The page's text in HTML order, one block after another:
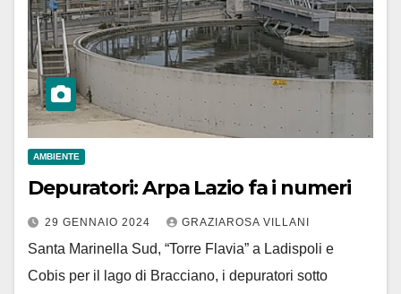
AMBIENTE
Depuratori: Arpa Lazio fa i numeri
29 GENNAIO 2024 GRAZIAROSA VILLANI
Santa Marinella Sud, “Torre Flavia” a Ladispoli e
Cobis per il lago di Bracciano, i depuratori sotto